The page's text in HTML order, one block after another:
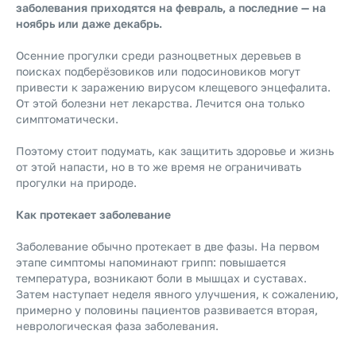
заболевания приходятся на февраль, а последние — на
ноябрь или даже декабрь.
Осенние прогулки среди разноцветных деревьев в
поисках подберёзовиков или подосиновиков могут
привести к заражению вирусом клещевого энцефалита.
От этой болезни нет лекарства. Лечится она только
симптоматически.
Поэтому стоит подумать, как защитить здоровье и жизнь
от этой напасти, но в то же время не ограничивать
прогулки на природе.
Как протекает заболевание
Заболевание обычно протекает в две фазы. На первом
этапе симптомы напоминают грипп: повышается
температура, возникают боли в мышцах и суставах.
Затем наступает неделя явного улучшения, к сожалению,
примерно у половины пациентов развивается вторая,
неврологическая фаза заболевания.